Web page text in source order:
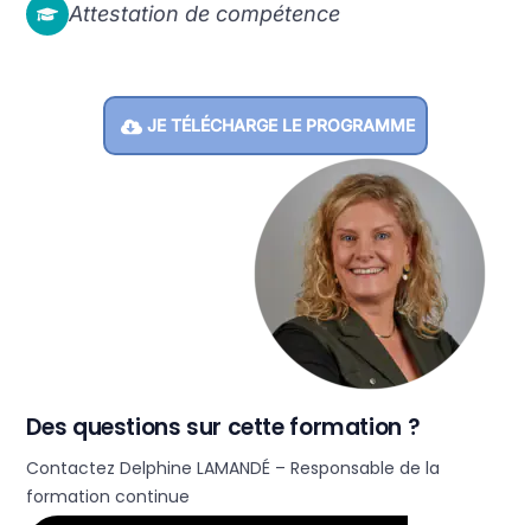
Attestation de compétence
JE TÉLÉCHARGE LE PROGRAMME
Des questions sur cette formation ?
Contactez Delphine LAMANDÉ – Responsable de la
formation continue